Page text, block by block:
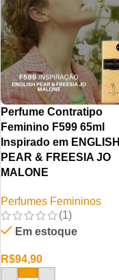
Perfume Contratipo
Feminino F599 65ml
Inspirado em ENGLISH
PEAR & FREESIA JO
MALONE
Perfumes Femininos
(1)
Em estoque
R$94,90